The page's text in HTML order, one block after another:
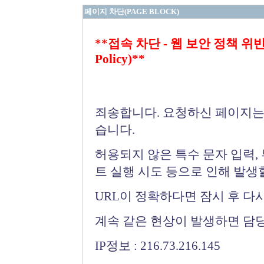
페이지 차단(PAGE BLOCK)
**접속 차단 - 웹 보안 정책 위
Policy)**
죄송합니다. 요청하신 페이지
습니다.
허용되지 않은 특수 문자 입력
트 실행 시도 등으로 인해 발생
URL이 정확하다면 잠시 후 다
계속 같은 현상이 발생하면 담
IP정보 : 216.73.216.145